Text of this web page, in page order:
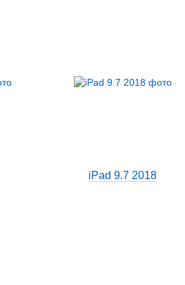
iPad 9.7 2018